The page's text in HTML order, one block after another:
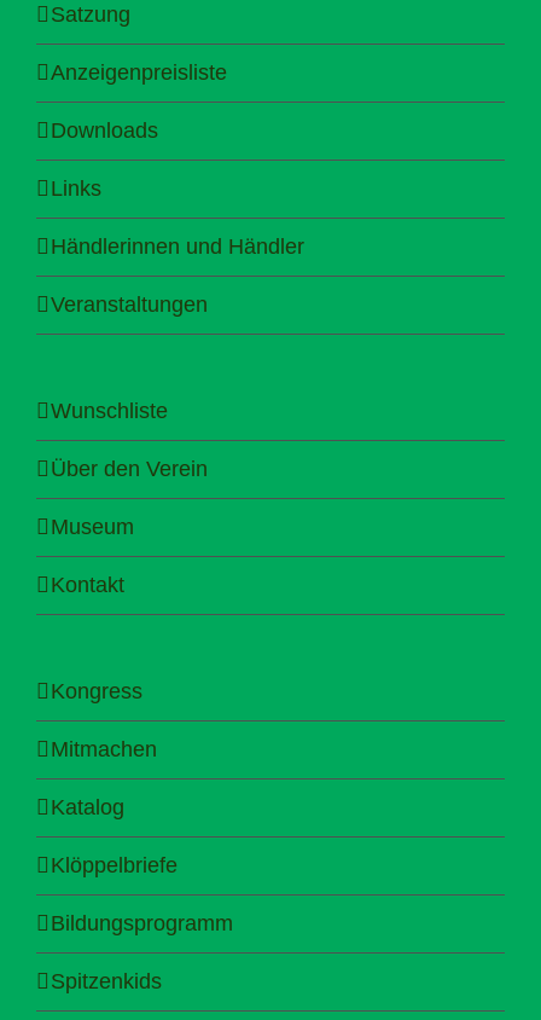
Satzung
Anzeigenpreisliste
Downloads
Links
Händlerinnen und Händler
Veranstaltungen
Wunschliste
Über den Verein
Museum
Kontakt
Kongress
Mitmachen
Katalog
Klöppelbriefe
Bildungsprogramm
Spitzenkids